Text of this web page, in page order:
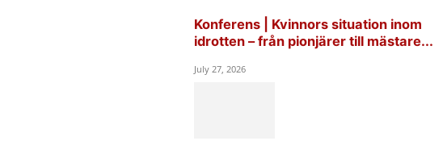
Konferens | Kvinnors situation inom
idrotten – från pionjärer till mästare...
July 27, 2026